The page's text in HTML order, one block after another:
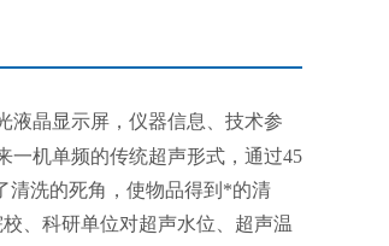
液晶显示屏，仪器信息、技术参
一机单频的传统超声形式，通过45
清洗的死角，使物品得到*的清
、科研单位对超声水位、超声温